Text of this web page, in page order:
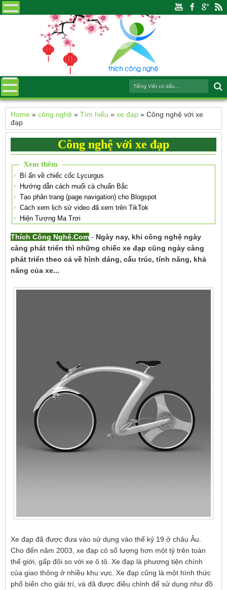
Home »công nghệ »Tìm hiểu »xe đạp »Công nghệ với xe
đạp
Công nghệ với xe đạp
Xem thêm
Bí ẩn về chiếc cốc Lycurgus
Hướng dẫn cách muối cà chuẩn Bắc
Tạo phân trang (page navigation) cho Blogspot
Cách xem lịch sử video đã xem trên TikTok
Hiện Tượng Ma Trơi
Thích Công Nghệ.Com - Ngày nay, khi công nghệ ngày
càng phát triển thì những chiếc xe đạp cũng ngày càng
phát triển theo cả về hình dáng, cấu trúc, tính năng, khả
năng của xe...
Xe đạp đã được đưa vào sử dụng vào thế kỷ 19 ở châu Âu.
Cho đến năm 2003, xe đạp có số lượng hơn một tỷ trên toàn
thế giới, gấp đôi so với xe ô tô. Xe đạp là phương tiện chính
của giao thông ở nhiều khu vực. Xe đạp cũng là một hình thức
phổ biến cho giải trí, và đã được điều chỉnh để sử dụng như đồ